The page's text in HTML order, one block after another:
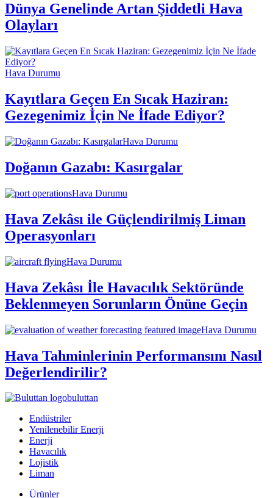
Dünya Genelinde Artan Şiddetli Hava
Olayları
Hava Durumu
Kayıtlara Geçen En Sıcak Haziran:
Gezegenimiz İçin Ne İfade Ediyor?
Hava Durumu
Doğanın Gazabı: Kasırgalar
Hava Durumu
Hava Zekâsı ile Güçlendirilmiş Liman
Operasyonları
Hava Durumu
Hava Zekâsı İle Havacılık Sektöründe
Beklenmeyen Sorunların Önüne Geçin
Hava Durumu
Hava Tahminlerinin Performansını Nasıl
Değerlendirilir?
buluttan
Endüstriler
Yenilenebilir Enerji
Enerji
Havacılık
Lojistik
Liman
Ürünler